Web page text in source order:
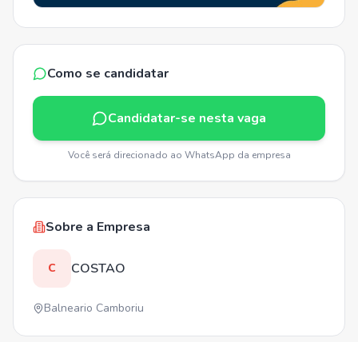
Como se candidatar
Candidatar-se nesta vaga
Você será direcionado ao WhatsApp da empresa
Sobre a Empresa
C COSTAO
Balneario Camboriu